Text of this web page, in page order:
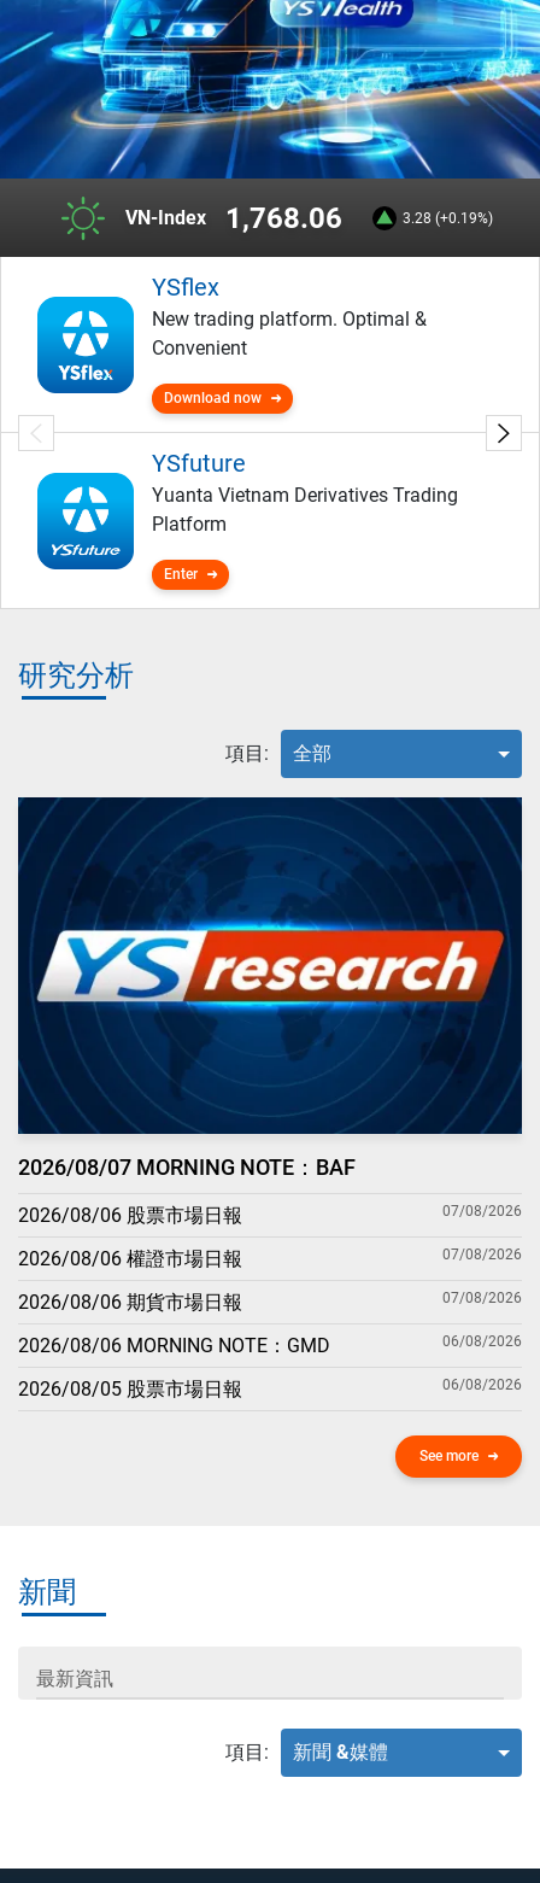
VN-Index 1,768.06 3.28 (+0.19%)
YSflex
New trading platform. Optimal &
Convenient
Download now
YSfuture
Yuanta Vietnam Derivatives Trading
Platform
Enter
研究分析
項目: 全部
2026/08/07 MORNING NOTE：BAF
2026/08/06 股票市場日報 07/08/2026
2026/08/06 權證市場日報 07/08/2026
2026/08/06 期貨市場日報 07/08/2026
2026/08/06 MORNING NOTE：GMD 06/08/2026
2026/08/05 股票市場日報 06/08/2026
See more
新聞
最新資訊
項目: 新聞 &媒體